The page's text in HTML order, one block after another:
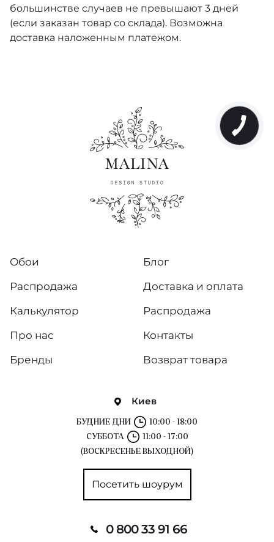
большинстве случаев не превышают 3 дней
(если заказан товар со склада). Возможна
доставка наложенным платежом.
Киев
БУДНИЕ ДНИ
10:00 - 18:00
СУББОТА
11:00 - 17:00
(ВОСКРЕСЕНЬЕ ВЫХОДНОЙ)
Посетить шоурум
0 800 33 91 66
Обои
Распродажа
Калькулятор
Про нас
Бренды
Блог
Доставка и оплата
Распродажа
Контакты
Возврат товара